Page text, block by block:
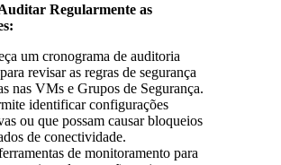
Regularmente as
um cronograma de auditoria
revisar as regras de segurança
nas VMs e Grupos de Segurança.
identificar configurações
ou que possam causar bloqueios
de conectividade.
de monitoramento para